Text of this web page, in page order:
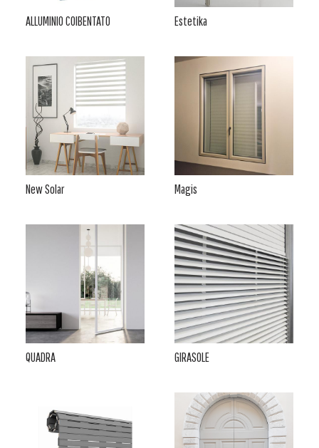
ALLUMINIO COIBENTATO Estetika
New Solar Magis
QUADRA GIRASOLE